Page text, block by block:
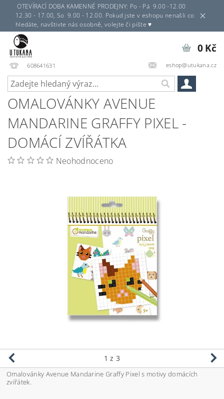
OTEVÍRACÍ DOBA KAMENNÉ PRODEJNY: Po - Pá 9.00 -12.00
12.30 - 17.00, So 9.00 - 12.00. Pokud jste v eshopu nenašli co
hledáte, navštivte nás osobně, volejte či pište ♥
608641631 eshop@utukana.cz
0 Kč
OMALOVÁNKY AVENUE
MANDARINE GRAFFY PIXEL -
DOMÁCÍ ZVÍŘÁTKA
Neohodnoceno
1 z 3
Omalovánky Avenue Mandarine Graffy Pixel s motivy domácích
zvířátek.